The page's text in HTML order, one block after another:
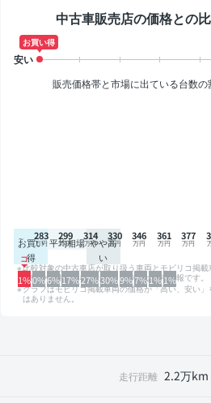
中古車販売店の価格との
お買い得
販売価格帯と市場に出ている台数の
お買い
得
平均相場 やや高
い
1%0%6%17%27%30%9%7%1%1%
283 299 314 330 346 361 377
比較対象の中古車店が取り扱う車両とモビリコ掲載
形態や条件が異なるため、グラフは参考情報です。
グラフはモビリコ掲載車両の価格が「高い、安い
はありません。
走行距離 2.2万km